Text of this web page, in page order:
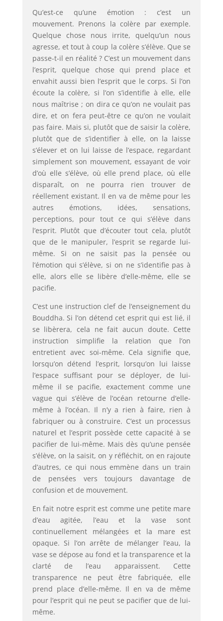
Qu’est-ce qu’une émotion : c’est un
mouvement. Prenons la colère par exemple.
Quelque chose nous irrite, quelqu’un nous
agresse, et tout à coup la colère s’élève. Que se
passe-t-il en réalité ? C’est un mouvement dans
l’esprit, quelque chose qui prend place et
envahit aussi bien l’esprit que le corps. Si l’on
écoute la colère, si l’on s’identifie à elle, elle
nous maîtrise ; on dira ce qu’on ne voulait pas
dire, et on fera peut-être ce qu’on ne voulait
pas faire. Mais si, plutôt que de saisir la colère,
plutôt que de s’identifier à elle, on la laisse
s’élever et on lui laisse de l’espace, regardant
simplement son mouvement, essayant de voir
d’où elle s’élève, où elle prend place, où elle
disparaît, on ne pourra rien trouver de
réellement existant. Il en va de même pour les
autres émotions, idées, sensations,
perceptions, pour tout ce qui s’élève dans
l’esprit. Plutôt que d’écouter tout cela, plutôt
que de le manipuler, l’esprit se regarde lui-
même. Si on ne saisit pas la pensée ou
l’émotion qui s’élève, si on ne s’identifie pas à
elle, alors elle se libère d’elle-même, elle se
pacifie.
C’est une instruction clef de l’enseignement du
Bouddha. Si l’on détend cet esprit qui est lié, il
se libèrera, cela ne fait aucun doute. Cette
instruction simplifie la relation que l’on
entretient avec soi­-même. Cela signifie que,
lorsqu’on détend l’esprit, lorsqu’on lui laisse
l’espace suffisant pour se déployer, de lui-
même il se pacifie, exactement comme une
vague qui s’élève de l’océan retourne d’elle-
même à l’océan. Il n’y a rien à faire, rien à
fabriquer ou à construire. C’est un processus
naturel et l’esprit possède cette capacité à se
pacifier de lui-même. Mais dès qu’une pensée
s’élève, on la saisit, on y réfléchit, on en rajoute
d’autres, ce qui nous emmène dans un train
de pensées vers toujours davantage de
confusion et de mouvement.
En fait notre esprit est comme une petite mare
d’eau agitée, l’eau et la vase sont
continuellement mélangées et la mare est
opaque. Si l’on arrête de mélanger l’eau, la
vase se dépose au fond et la transparence et la
clarté de l’eau apparais­sent. Cette
transparence ne peut être fabriquée, elle
prend place d’elle-même. Il en va de même
pour l’esprit qui ne peut se pacifier que de lui-
même.